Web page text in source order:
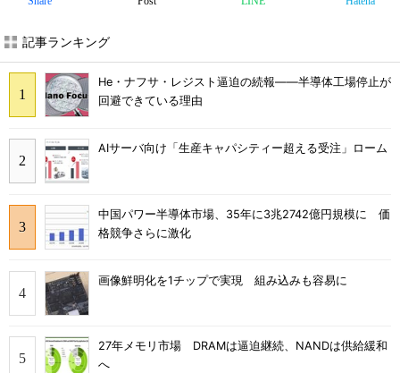
記事ランキング
He・ナフサ・レジスト逼迫の続報――半導体工場停止が
回避できている理由
AIサーバ向け「生産キャパシティー超える受注」ローム
中国パワー半導体市場、35年に3兆2742億円規模に 価
格競争さらに激化
画像鮮明化を1チップで実現 組み込みも容易に
27年メモリ市場 DRAMは逼迫継続、NANDは供給緩和
へ